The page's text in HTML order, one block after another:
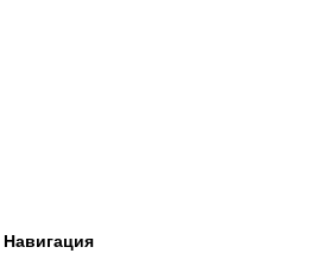
Навигация